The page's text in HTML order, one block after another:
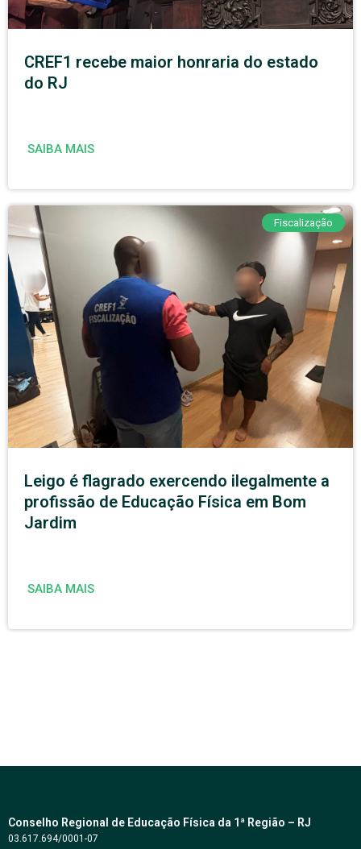
CREF1 recebe maior honraria do estado
do RJ
SAIBA MAIS
Fiscalização
Leigo é flagrado exercendo ilegalmente a
profissão de Educação Física em Bom
Jardim
SAIBA MAIS
Conselho Regional de Educação Física da 1ª Região – RJ
03.617.694/0001-07